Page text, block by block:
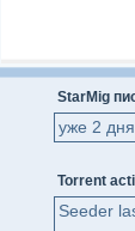
StarMig
уже 2
Torrent
Seeder